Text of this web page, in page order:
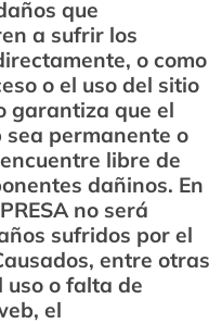
que
a sufrir los
o como
o el uso del sitio
garantiza que el
sea permanente o
libre de
dañinos. En
no será
sufridos por el
entre otras
o falta de
el